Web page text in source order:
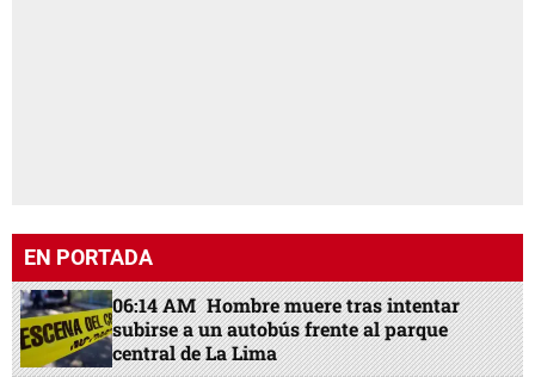
EN PORTADA
06:14 AM Hombre muere tras intentar
subirse a un autobús frente al parque
central de La Lima